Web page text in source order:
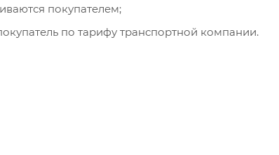
покупателем;
по тарифу транспортной компании.